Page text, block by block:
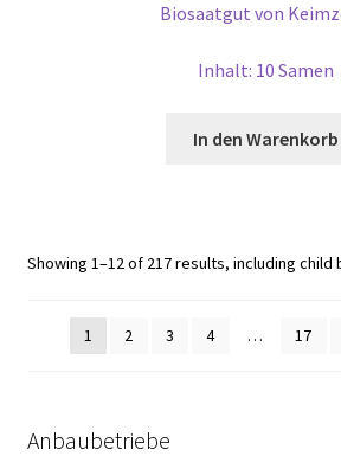
Biosaatgut von
Inhalt: 10 Samen
In den Warenkorb
Showing 1–12 of 217 results, including child
1 2 3 4 … 17
Anbaubetriebe